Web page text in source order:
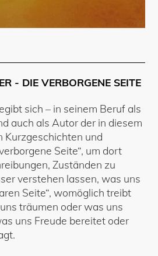
- DIE VERBORGENE SEITE
sich – in seinem Beruf als
auch als Autor der in diesem
Kurzgeschichten und
Seite“, um dort
Zuständen zu
verstehen lassen, was uns
Seite“, womöglich treibt
träumen oder was uns
uns Freude bereitet oder